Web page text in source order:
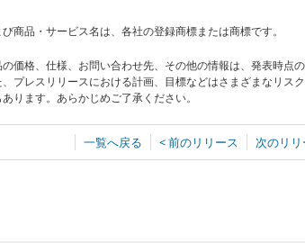
商品・サービス名は、各社の登録商標または商標です。
価格、仕様、お問い合わせ先、その他の情報は、発表時点
プレスリリースにおける計画、目標などはさまざまなリス
ります。あらかじめご了承ください。
一覧へ戻る < 前のリリース 次のリリ